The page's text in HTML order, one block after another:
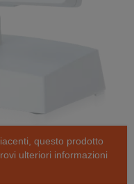
questo prodotto
ulteriori informazioni